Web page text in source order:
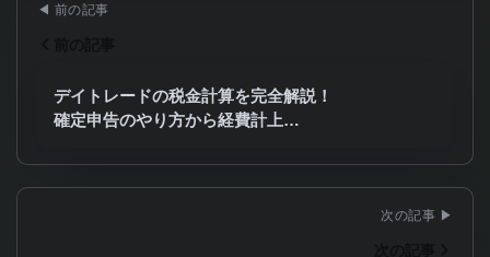
デイトレードの税金計算を完全解説！
確定申告のやり方から経費計上…